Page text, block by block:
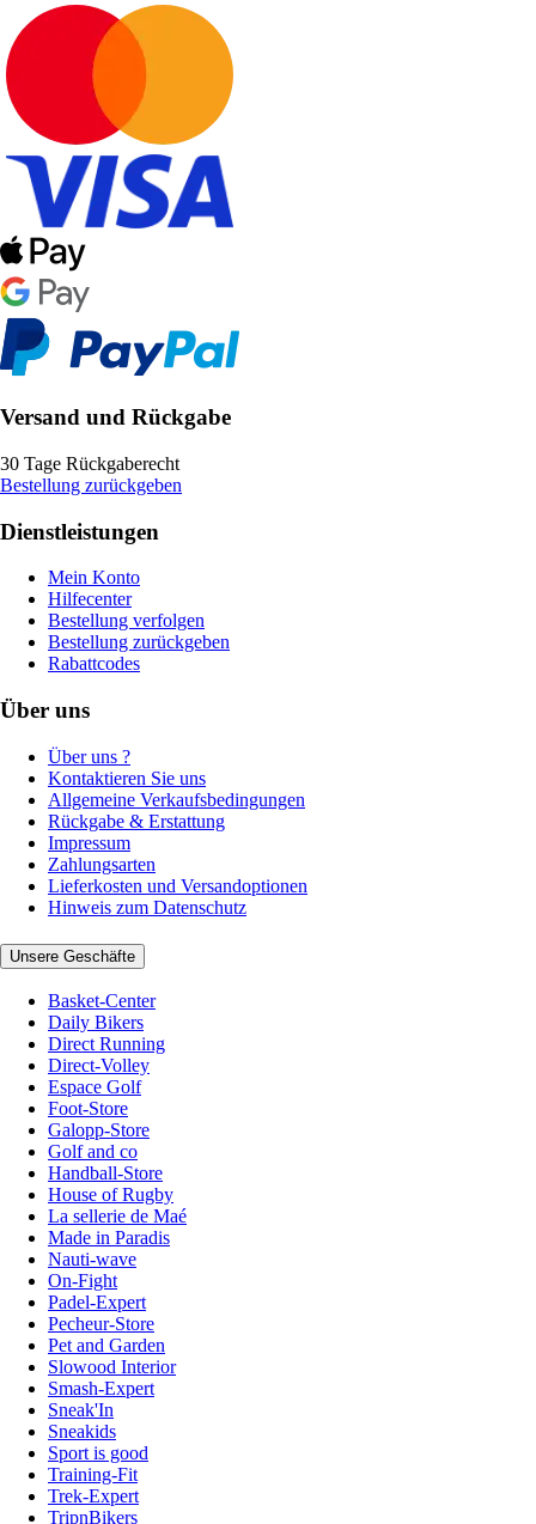
Versand und Rückgabe
30 Tage Rückgaberecht
Bestellung zurückgeben
Dienstleistungen
Mein Konto
Hilfecenter
Bestellung verfolgen
Bestellung zurückgeben
Rabattcodes
Über uns
Über uns ?
Kontaktieren Sie uns
Allgemeine Verkaufsbedingungen
Rückgabe & Erstattung
Impressum
Zahlungsarten
Lieferkosten und Versandoptionen
Hinweis zum Datenschutz
Unsere Geschäfte
Basket-Center
Daily Bikers
Direct Running
Direct-Volley
Espace Golf
Foot-Store
Galopp-Store
Golf and co
Handball-Store
House of Rugby
La sellerie de Maé
Made in Paradis
Nauti-wave
On-Fight
Padel-Expert
Pecheur-Store
Pet and Garden
Slowood Interior
Smash-Expert
Sneak'In
Sneakids
Sport is good
Training-Fit
Trek-Expert
TripnBikers